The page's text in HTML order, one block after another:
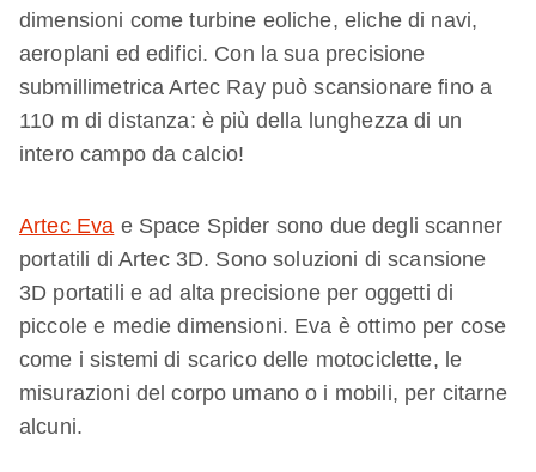
dimensioni come turbine eoliche, eliche di navi,
aeroplani ed edifici. Con la sua precisione
submillimetrica Artec Ray può scansionare fino a
110 m di distanza: è più della lunghezza di un
intero campo da calcio!
Artec Eva e Space Spider sono due degli scanner
portatili di Artec 3D. Sono soluzioni di scansione
3D portatili e ad alta precisione per oggetti di
piccole e medie dimensioni. Eva è ottimo per cose
come i sistemi di scarico delle motociclette, le
misurazioni del corpo umano o i mobili, per citarne
alcuni.